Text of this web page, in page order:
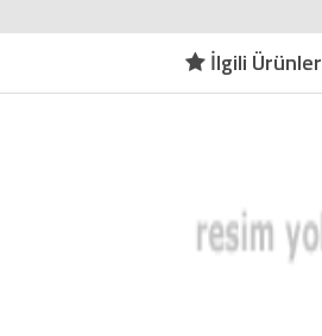
İlgili Ürünler